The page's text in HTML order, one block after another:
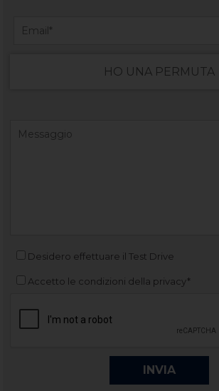
HO UNA PERMUTA
Desidero effettuare il Test Drive
Accetto le condizioni della privacy*